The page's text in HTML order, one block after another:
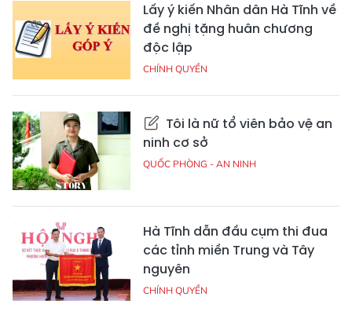
Lấy ý kiến Nhân dân Hà Tĩnh về
đề nghị tặng huân chương
độc lập
CHÍNH QUYỀN
Tôi là nữ tổ viên bảo vệ an
ninh cơ sở
QUỐC PHÒNG - AN NINH
Hà Tĩnh dẫn đầu cụm thi đua
các tỉnh miền Trung và Tây
nguyên
CHÍNH QUYỀN